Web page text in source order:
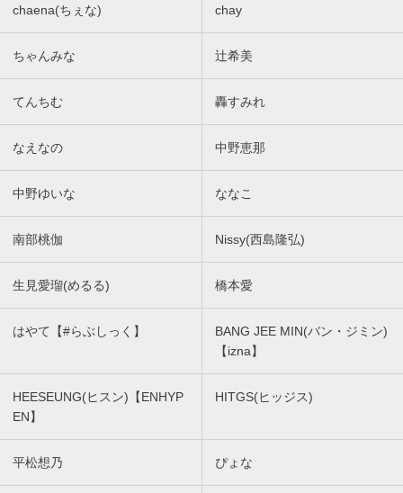
chaena(ちぇな) chay
ちゃんみな 辻希美
てんちむ 轟すみれ
なえなの 中野恵那
中野ゆいな ななこ
南部桃伽 Nissy(西島隆弘)
生見愛瑠(めるる) 橋本愛
はやて【#らぶしっく】
BANG JEE MIN(バン・ジミン)
【izna】
HEESEUNG(ヒスン)【ENHYP
EN】
HITGS(ヒッジス)
平松想乃 ぴょな